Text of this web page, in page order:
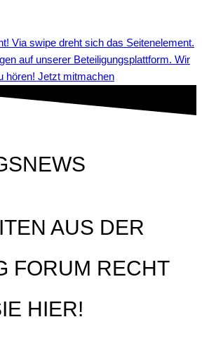
auf unserer Beteiligungsplattform. Wir
hören! Jetzt mitmachen
AUS DER
FORUM RECHT
HIER!